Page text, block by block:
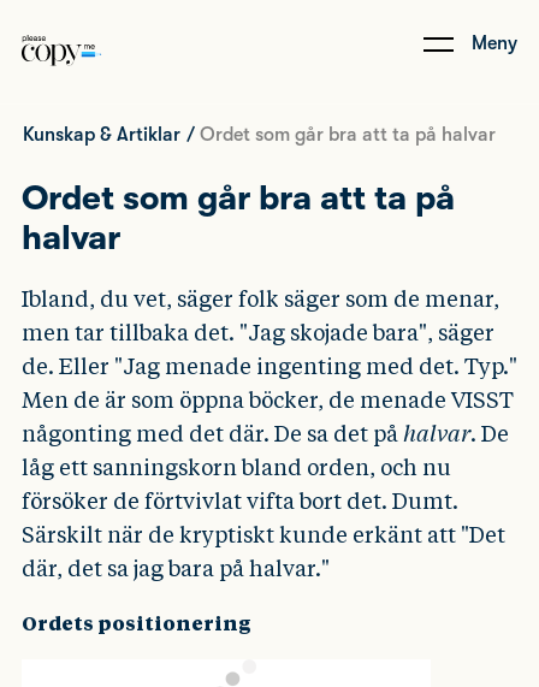
Meny
Kunskap & Artiklar / Ordet som går bra att ta på halvar
Ordet som går bra att ta på
halvar
Ibland, du vet, säger folk säger som de menar,
men tar tillbaka det. "Jag skojade bara", säger
de. Eller "Jag menade ingenting med det. Typ."
Men de är som öppna böcker, de menade VISST
någonting med det där. De sa det på halvar. De
låg ett sanningskorn bland orden, och nu
försöker de förtvivlat vifta bort det. Dumt.
Särskilt när de kryptiskt kunde erkänt att "Det
där, det sa jag bara på halvar."
Ordets positionering